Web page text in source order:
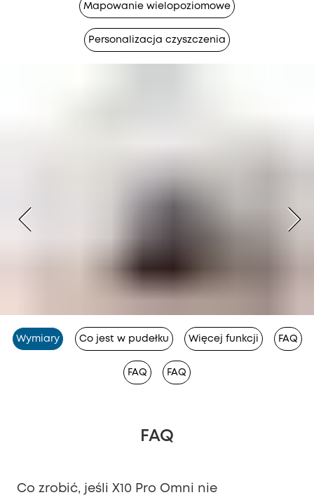
Mapowanie wielopoziomowe
Personalizacja czyszczenia
Wymiary Co jest w pudełku Więcej funkcji FAQ
FAQ FAQ
FAQ
Co zrobić, jeśli X10 Pro Omni nie